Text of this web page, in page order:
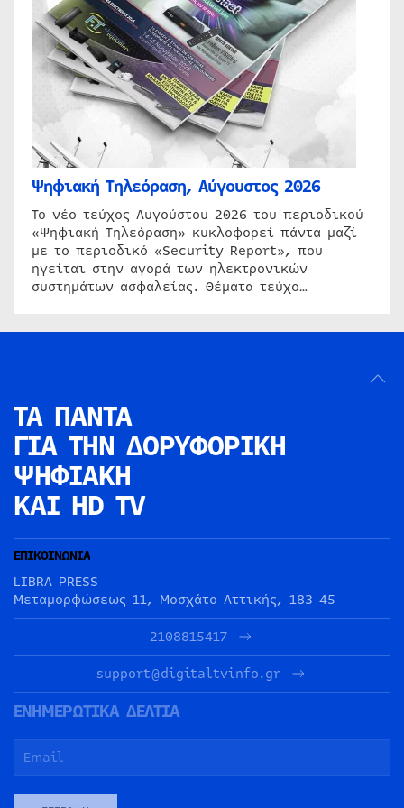
Ψηφιακή Τηλεόραση, Αύγουστος 2026
Το νέο τεύχος Αυγούστου 2026 του περιοδικού
«Ψηφιακή Τηλεόραση» κυκλοφορεί πάντα μαζί
με το περιοδικό «Security Report», που
ηγείται στην αγορά των ηλεκτρονικών
συστημάτων ασφαλείας. Θέματα τεύχο…
ΤΑ ΠΑΝΤΑ
ΓΙΑ ΤΗΝ ΔΟΡΥΦΟΡΙΚΗ
ΨΗΦΙΑΚΗ
ΚΑΙ HD TV
ΕΠΙΚΟΙΝΩΝΙΑ
LIBRA PRESS
Μεταμορφώσεως 11, Μοσχάτο Αττικής, 183 45
2108815417
support@digitaltvinfo.gr
ΕΝΗΜΕΡΩΤΙΚΑ ΔΕΛΤΙΑ